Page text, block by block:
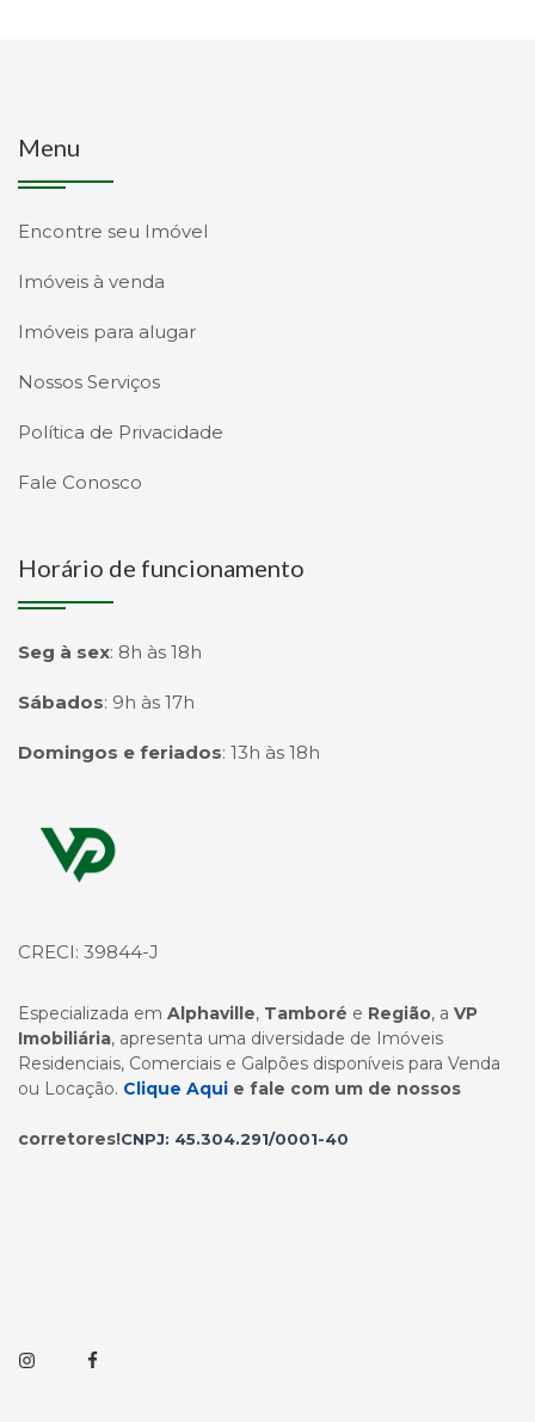
Menu
Encontre seu Imóvel
Imóveis à venda
Imóveis para alugar
Nossos Serviços
Política de Privacidade
Fale Conosco
Horário de funcionamento
Seg à sex: 8h às 18h
Sábados: 9h às 17h
Domingos e feriados: 13h às 18h
Página inicial
CRECI: 39844-J
Especializada em Alphaville, Tamboré e Região, a VP
Imobiliária, apresenta uma diversidade de Imóveis
Residenciais, Comerciais e Galpões disponíveis para Venda
ou Locação. Clique Aqui e fale com um de nossos
corretores!CNPJ: 45.304.291/0001-40
InstagramFacebook